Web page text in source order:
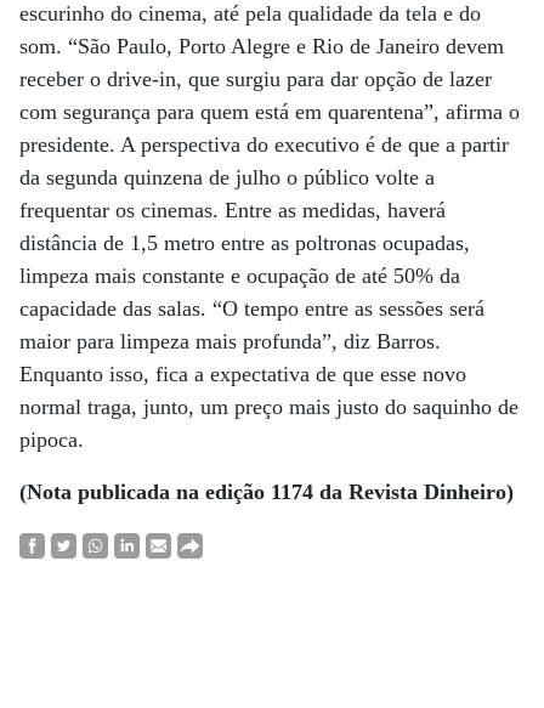
escurinho do cinema, até pela qualidade da tela e do
som. “São Paulo, Porto Alegre e Rio de Janeiro devem
receber o drive-in, que surgiu para dar opção de lazer
com segurança para quem está em quarentena”, afirma o
presidente. A perspectiva do executivo é de que a partir
da segunda quinzena de julho o público volte a
frequentar os cinemas. Entre as medidas, haverá
distância de 1,5 metro entre as poltronas ocupadas,
limpeza mais constante e ocupação de até 50% da
capacidade das salas. “O tempo entre as sessões será
maior para limpeza mais profunda”, diz Barros.
Enquanto isso, fica a expectativa de que esse novo
normal traga, junto, um preço mais justo do saquinho de
pipoca.
(Nota publicada na edição 1174 da Revista Dinheiro)